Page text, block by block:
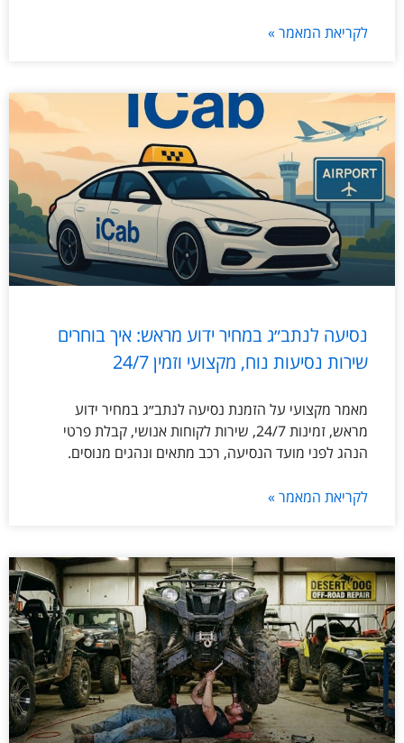
לקריאת המאמר »
נסיעה לנתב״ג במחיר ידוע מראש: איך בוחרים
שירות נסיעות נוח, מקצועי וזמין 24/7
מאמר מקצועי על הזמנת נסיעה לנתב״ג במחיר ידוע
מראש, זמינות 24/7, שירות לקוחות אנושי, קבלת פרטי
הנהג לפני מועד הנסיעה, רכב מתאים ונהגים מנוסים.
לקריאת המאמר »